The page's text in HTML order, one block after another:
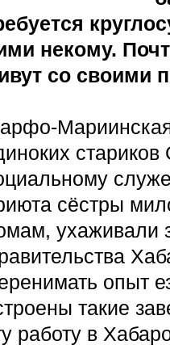
некому.
со своими
сёстры
ухаживали
опыт
такие
работу в